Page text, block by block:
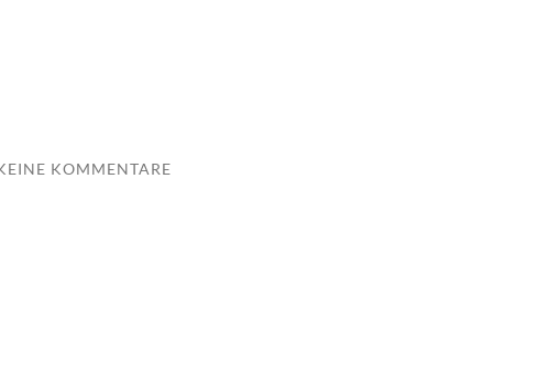
KOMMENTARE